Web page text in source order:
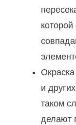
и
таком
делают